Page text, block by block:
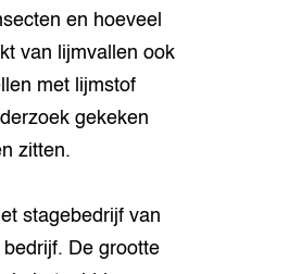
en hoeveel
van lijmvallen ook
met lijmstof
gekeken
zitten.
stagebedrijf van
De grootte